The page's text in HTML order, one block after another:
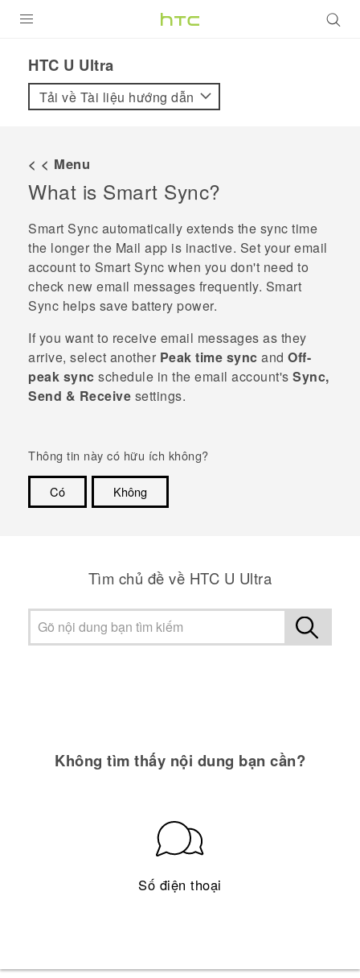
VIVE
VIVERSE
ỨNG DỤNG
HỖ TRỢ
HTC U Ultra‎
Tải về Tài liệu hướng dẫn
< < Menu
What is Smart Sync?
Smart Sync automatically extends the sync time
the longer the Mail app is inactive. Set your email
account to Smart Sync when you don't need to
check new email messages frequently. Smart
Sync helps save battery power.
If you want to receive email messages as they
arrive, select another Peak time sync and Off-
peak sync schedule in the email account's Sync,
Send & Receive settings.
Thông tin này có hữu ích không?
Có
Không
Tìm chủ đề về HTC U Ultra
Không tìm thấy nội dung bạn cần?
Số điện thoại